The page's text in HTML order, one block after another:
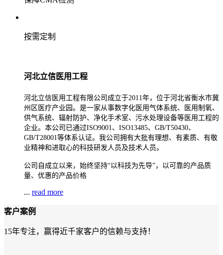
按需定制
河北立信医用工程
河北立信医用工程有限公司成立于2011年，位于河北省衡水市冀
州区医疗产业园。是一家从事数字化医用气体系统、医用制氧、
供气系统、辐射防护、净化手术室、污水处理设备等医用工程的
企业。本公司已通过ISO9001、ISO13485、GB/T50430、
GB/T28001等体系认证。我公司拥有大批有理想、有素质、有敬
业精神和进取心的科技研发人员及技术人员。
公司自成立以来，始终坚持“以科技为先导”，以可靠的产品质
量、优惠的产品价格
... read more
客户案例
15年专注，赢得近千家客户的信赖与支持！